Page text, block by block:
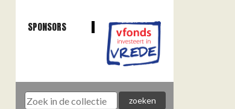
SPONSORS